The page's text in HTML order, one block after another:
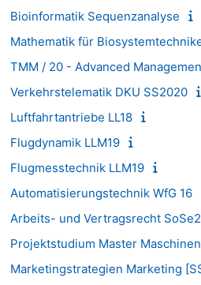
Bioinformatik Sequenzanalyse
Mathematik für
TMM / 20 - Advanced
Verkehrstelematik DKU SS2020
Luftfahrtantriebe LL18
Flugdynamik LLM19
Flugmesstechnik LLM19
Automatisierungstechnik WfG 16
Arbeits- und Vertragsrecht
Projektstudium Master
Marketingstrategien Marketing